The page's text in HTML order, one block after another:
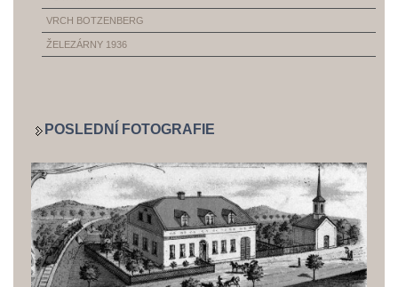
VRCH BOTZENBERG
ŽELEZÁRNY 1936
POSLEDNÍ FOTOGRAFIE